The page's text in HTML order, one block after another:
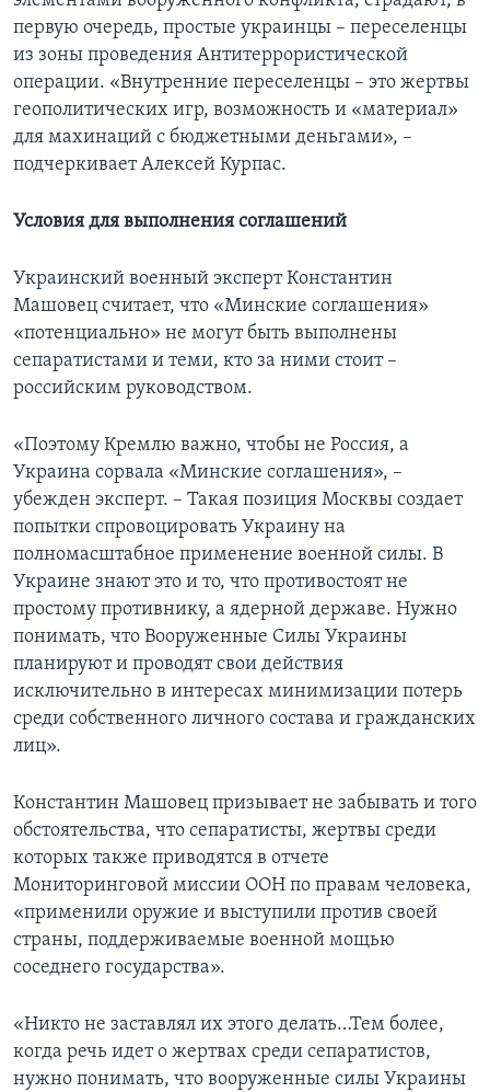
первую очередь, простые украинцы – переселенцы
из зоны проведения Антитеррористической
операции. «Внутренние переселенцы – это жертвы
геополитических игр, возможность и «материал»
для махинаций с бюджетными деньгами», –
подчеркивает Алексей Курпас.
Условия для выполнения соглашений
Украинский военный эксперт Константин
Машовец считает, что «Минские соглашения»
«потенциально» не могут быть выполнены
сепаратистами и теми, кто за ними стоит –
российским руководством.
«Поэтому Кремлю важно, чтобы не Россия, а
Украина сорвала «Минские соглашения», –
убежден эксперт. – Такая позиция Москвы создает
попытки спровоцировать Украину на
полномасштабное применение военной силы. В
Украине знают это и то, что противостоят не
простому противнику, а ядерной державе. Нужно
понимать, что Вооруженные Силы Украины
планируют и проводят свои действия
исключительно в интересах минимизации потерь
среди собственного личного состава и гражданских
лиц».
Константин Машовец призывает не забывать и того
обстоятельства, что сепаратисты, жертвы среди
которых также приводятся в отчете
Мониторинговой миссии ООН по правам человека,
«применили оружие и выступили против своей
страны, поддерживаемые военной мощью
соседнего государства».
«Никто не заставлял их этого делать…Тем более,
когда речь идет о жертвах среди сепаратистов,
нужно понимать, что вооруженные силы Украины